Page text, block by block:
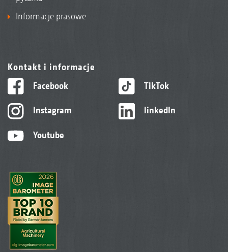
Informacje prasowe
Kontakt i informacje
Facebook
Instagram
Youtube
TikTok
linkedIn